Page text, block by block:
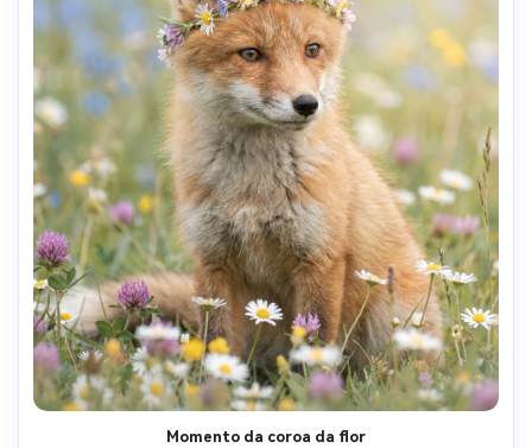
Momento da coroa da flor